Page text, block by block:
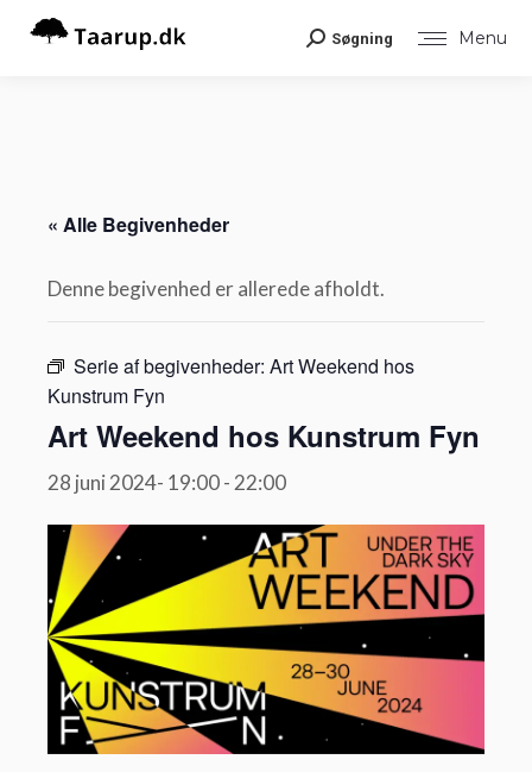
Menu
Search:
Søgning
« Alle Begivenheder
Denne begivenhed er allerede afholdt.
Serie af begivenheder: Art Weekend hos
Kunstrum Fyn
Art Weekend hos Kunstrum Fyn
28 juni 2024- 19:00- 22:00